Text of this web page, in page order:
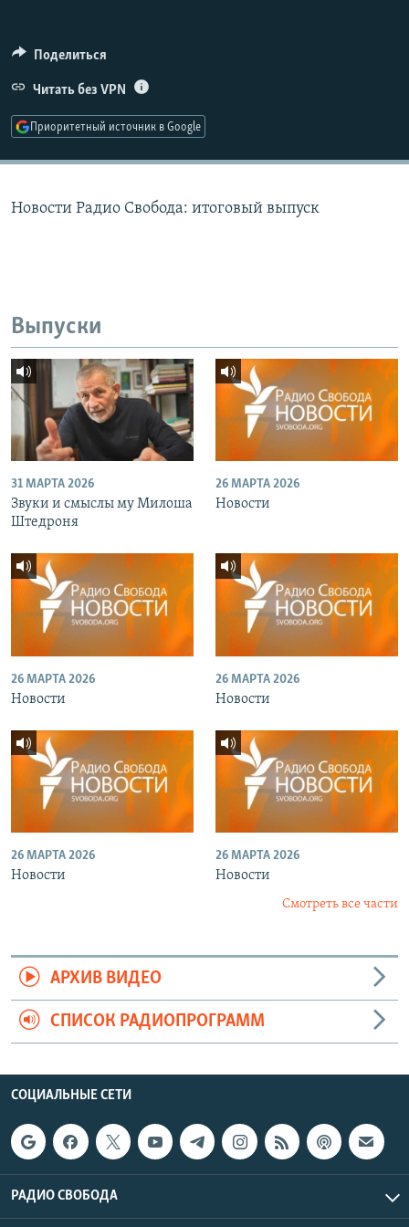
ПОДПИШИТЕСЬ НА РАССЫЛКУ
СОЦИАЛЬНЫЕ СЕТИ
Поделиться
Читать без VPN
Приоритетный источник в Google
Новости Радио Свобода: итоговый выпуск
Выпуски
31 МАРТА 2026
Звуки и смыслы му Милоша
Штедроня
26 МАРТА 2026
Новости
26 МАРТА 2026
Новости
26 МАРТА 2026
Новости
26 МАРТА 2026
Новости
26 МАРТА 2026
Новости
Смотреть все части
АРХИВ ВИДЕО
СПИСОК РАДИОПРОГРАММ
СОЦИАЛЬНЫЕ СЕТИ
РАДИО СВОБОДА